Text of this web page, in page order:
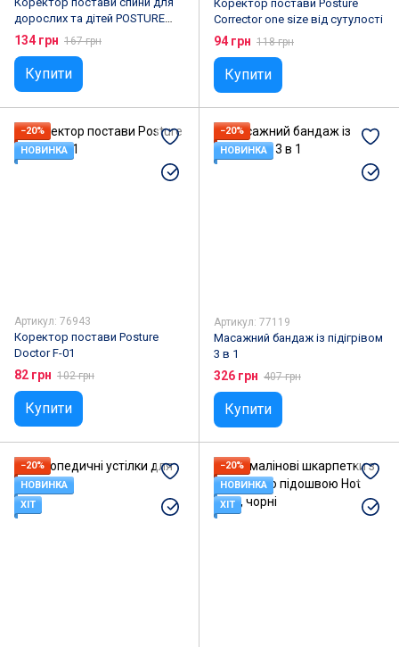
дорослих та дітей POSTURE
DEVICE
134 грн 167 грн
Купити
Коректор постави Posture
Corrector one size від сутулості
94 грн 118 грн
Купити
−20%
НОВИНКА
Артикул: 76943
Коректор постави Posture
Doctor F-01
82 грн 102 грн
Купити
−20%
НОВИНКА
Артикул: 77119
Масажний бандаж із підігрівом
3 в 1
326 грн 407 грн
Купити
−20%
НОВИНКА
ХІТ
−20%
НОВИНКА
ХІТ